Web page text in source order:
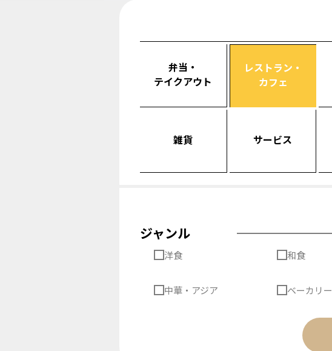
弁当・
テイクアウト
レストラン・
カフェ
雑貨 サービス
ジャンル
洋食 和食
中華・アジア ベーカリー